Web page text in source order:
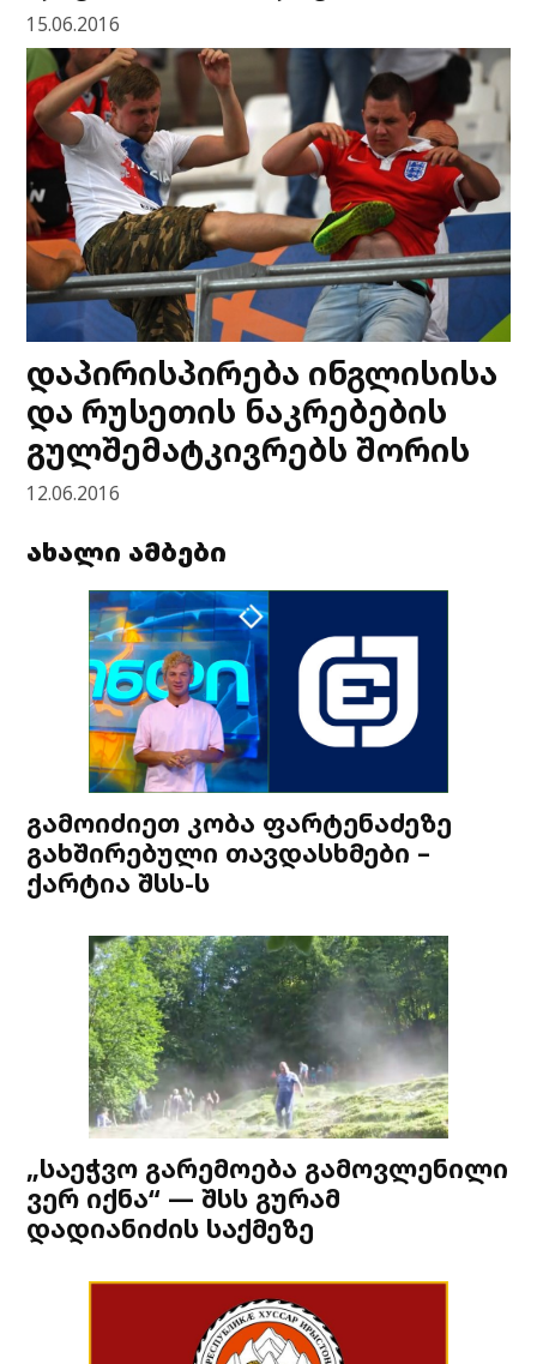
15.06.2016
დაპირისპირება ინგლისისა
და რუსეთის ნაკრებების
გულშემატკივრებს შორის
12.06.2016
ახალი ამბები
გამოიძიეთ კობა ფარტენაძეზე
გახშირებული თავდასხმები –
ქარტია შსს-ს
„საეჭვო გარემოება გამოვლენილი
ვერ იქნა“ — შსს გურამ
დადიანიძის საქმეზე